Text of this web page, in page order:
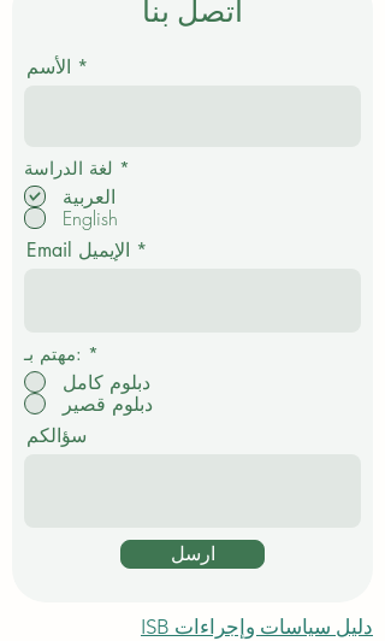
اتصل بنا
الأسم
لغة الدراسة *
م
العربية
English
Email الإيميل
مهتم بـ: *
دبلوم كامل
دبلوم قصير
سؤالكم
ارسل
دليل سياسات وإجراءات ISB